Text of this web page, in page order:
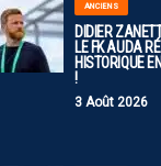
ANCIENS
DIDIER
LE FK AUDA
HISTORIQUE
!
3 Août 2026